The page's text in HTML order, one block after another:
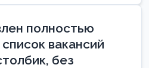
полностью
вакансий
без